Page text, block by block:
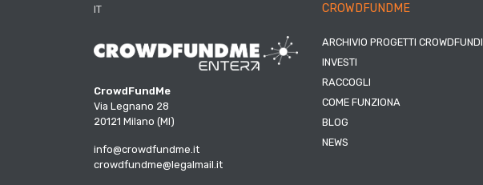
IT
CrowdFundMe
Via Legnano 28
20121 Milano (MI)
info@crowdfundme.it
crowdfundme@legalmail.it
CROWDFUNDME
ARCHIVIO PROGETTI
INVESTI
RACCOGLI
COME FUNZIONA
BLOG
NEWS